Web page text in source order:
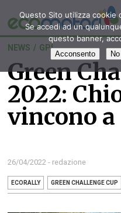
NEWS / GPL
Green
2022:
vincono
26/04/2022 - redazione
ECORALLY GREEN CHALLENGE CUP
Questo Sito utilizza cookie
Se accedi ad un
questo banner,
Acconsento No